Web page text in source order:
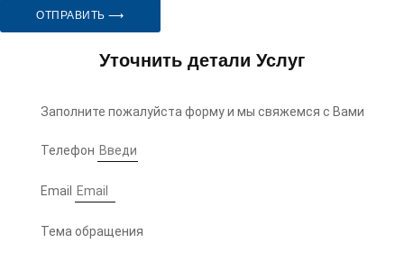
ОТПРАВИТЬ ⟶
Уточнить детали Услуг
Заполните пожалуйста форму и мы свяжемся с Вами
Телефон
Email
Тема обращения